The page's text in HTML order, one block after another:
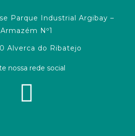
Parque Industrial Argibay –
Armazém Nº1
Alverca do Ribatejo
nossa rede social